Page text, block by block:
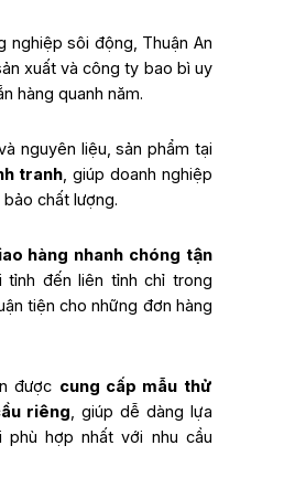
nghiệp sôi động, Thuận An
xuất và công ty bao bì uy
hàng quanh năm.
nguyên liệu, sản phẩm tại
tranh, giúp doanh nghiệp
chất lượng.
hàng nhanh chóng tận
tỉnh đến liên tỉnh chỉ trong
tiện cho những đơn hàng
được cung cấp mẫu thử
riêng, giúp dễ dàng lựa
phù hợp nhất với nhu cầu